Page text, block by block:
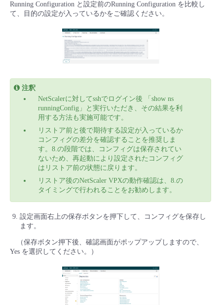
Running Configuration と設定前のRunning Configuration を比較し
て、目的の設定が入っているかをご確認ください。
注釈
NetScalerに対してsshでログイン後 「show ns
runningConfig」と実行いただき、その結果を利
用する方法も実施可能です。
リストア前と後で期待する設定が入っているか
コンフィグの差分を確認することを推奨しま
す。8.の段階では、コンフィグは保存されてい
ないため、再起動により設定されたコンフィグ
はリストア前の状態に戻ります。
リストア後のNetScaler VPXの動作確認は、8.の
タイミングで行われることをお勧めします。
設定画面右上の保存ボタンを押下して、コンフィグを保存し
ます。
（保存ボタン押下後、確認画面がポップアップしますので、
Yes を選択してください。）